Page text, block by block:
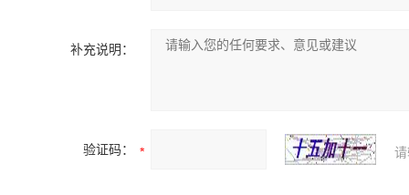
补充说明：
验证码：